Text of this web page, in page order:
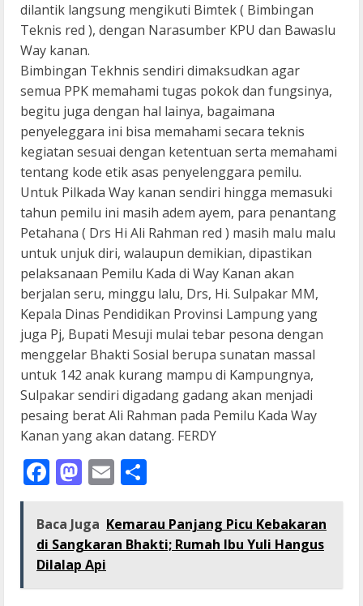
dilantik langsung mengikuti Bimtek ( Bimbingan
Teknis red ), dengan Narasumber KPU dan Bawaslu
Way kanan.
Bimbingan Tekhnis sendiri dimaksudkan agar
semua PPK memahami tugas pokok dan fungsinya,
begitu juga dengan hal lainya, bagaimana
penyeleggara ini bisa memahami secara teknis
kegiatan sesuai dengan ketentuan serta memahami
tentang kode etik asas penyelenggara pemilu.
Untuk Pilkada Way kanan sendiri hingga memasuki
tahun pemilu ini masih adem ayem, para penantang
Petahana ( Drs Hi Ali Rahman red ) masih malu malu
untuk unjuk diri, walaupun demikian, dipastikan
pelaksanaan Pemilu Kada di Way Kanan akan
berjalan seru, minggu lalu, Drs, Hi. Sulpakar MM,
Kepala Dinas Pendidikan Provinsi Lampung yang
juga Pj, Bupati Mesuji mulai tebar pesona dengan
menggelar Bhakti Sosial berupa sunatan massal
untuk 142 anak kurang mampu di Kampungnya,
Sulpakar sendiri digadang gadang akan menjadi
pesaing berat Ali Rahman pada Pemilu Kada Way
Kanan yang akan datang. FERDY
Facebook
Mastodon
Email
Baca Juga Kemarau Panjang Picu Kebakaran
di Sangkaran Bhakti; Rumah Ibu Yuli Hangus
Dilalap Api